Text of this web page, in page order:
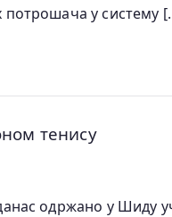
потрошача у систему
тенису
одржано у Шиду